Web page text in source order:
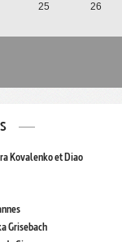
25
26
Kovalenko et Diao
Grisebach